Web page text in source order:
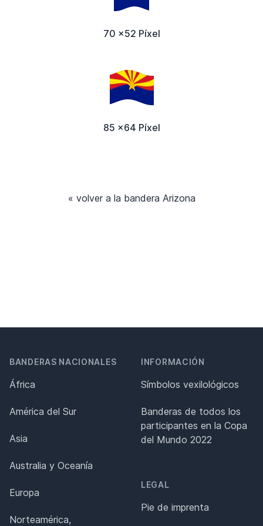
70 x52 Píxel
85 x64 Píxel
« volver a la bandera Arizona
BANDERAS NACIONALES
África
América del Sur
Asia
Australia y Oceanía
Europa
Norteamérica,
INFORMACIÓN
Símbolos vexilológicos
Banderas de todos los
participantes en la Copa
del Mundo 2022
LEGAL
Pie de imprenta